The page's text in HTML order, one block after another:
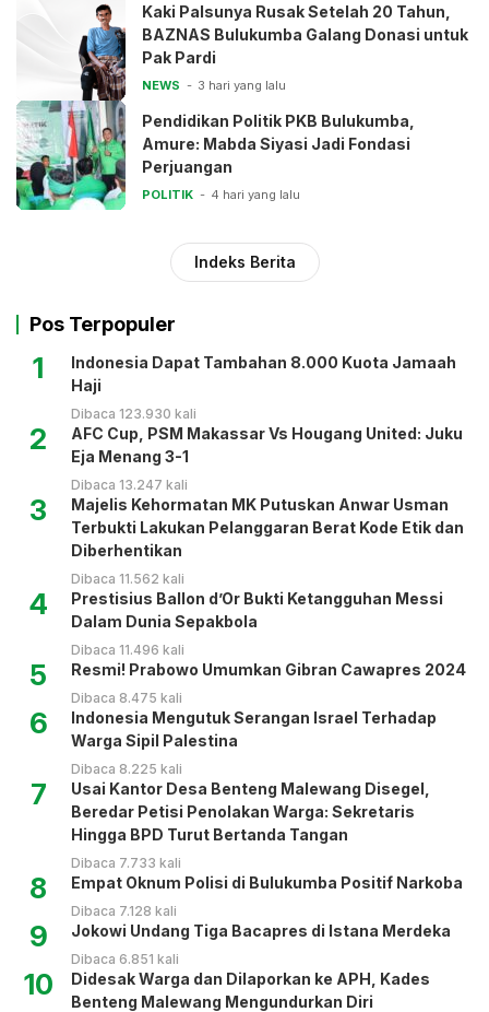
Kaki Palsunya Rusak Setelah 20 Tahun,
BAZNAS Bulukumba Galang Donasi untuk
Pak Pardi
NEWS 3 hari yang lalu
Pendidikan Politik PKB Bulukumba,
Amure: Mabda Siyasi Jadi Fondasi
Perjuangan
POLITIK 4 hari yang lalu
Indeks Berita
Pos Terpopuler
1
Indonesia Dapat Tambahan 8.000 Kuota Jamaah
Haji
Dibaca 123.930 kali
2
AFC Cup, PSM Makassar Vs Hougang United: Juku
Eja Menang 3-1
Dibaca 13.247 kali
3
Majelis Kehormatan MK Putuskan Anwar Usman
Terbukti Lakukan Pelanggaran Berat Kode Etik dan
Diberhentikan
Dibaca 11.562 kali
4
Prestisius Ballon d’Or Bukti Ketangguhan Messi
Dalam Dunia Sepakbola
Dibaca 11.496 kali
5 Resmi! Prabowo Umumkan Gibran Cawapres 2024
Dibaca 8.475 kali
6
Indonesia Mengutuk Serangan Israel Terhadap
Warga Sipil Palestina
Dibaca 8.225 kali
7
Usai Kantor Desa Benteng Malewang Disegel,
Beredar Petisi Penolakan Warga: Sekretaris
Hingga BPD Turut Bertanda Tangan
Dibaca 7.733 kali
8 Empat Oknum Polisi di Bulukumba Positif Narkoba
Dibaca 7.128 kali
9 Jokowi Undang Tiga Bacapres di Istana Merdeka
Dibaca 6.851 kali
10
Didesak Warga dan Dilaporkan ke APH, Kades
Benteng Malewang Mengundurkan Diri